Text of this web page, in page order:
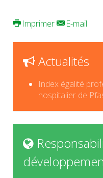
Imprimer E-mail
Actualités
Index égalité
hospitalier de